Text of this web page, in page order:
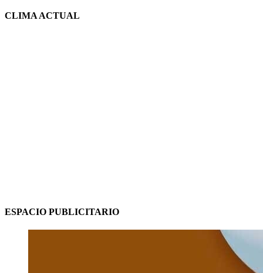
CLIMA ACTUAL
ESPACIO PUBLICITARIO